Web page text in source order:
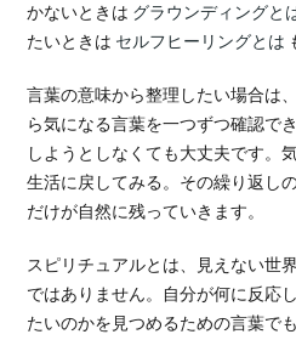
かないときは グラウンディングと
たいときは セルフヒーリングとは
言葉の意味から整理したい場合は、
ら気になる言葉を一つずつ確認で
しようとしなくても大丈夫です。
生活に戻してみる。その繰り返し
だけが自然に残っていきます。
スピリチュアルとは、見えない世
ではありません。自分が何に反応
たいのかを見つめるための言葉で